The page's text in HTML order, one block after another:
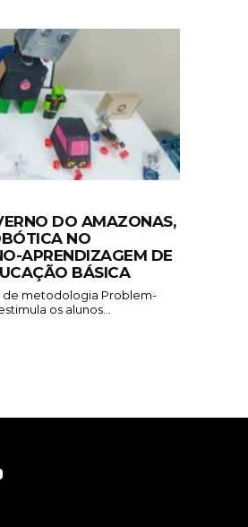
DO AMAZONAS,
NO
APRENDIZAGEM DE
BÁSICA
de metodologia Problem-
os alunos...